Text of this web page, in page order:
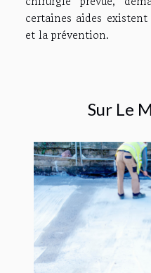
certaines aides
et la prévention.
Sur Le